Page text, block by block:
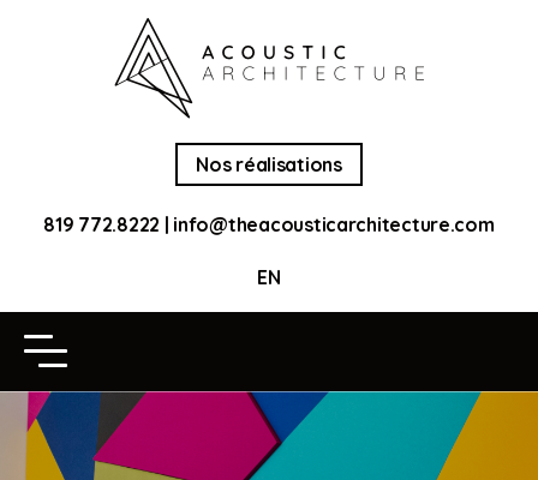
Nos réalisations
819 772.8222 | info@theacousticarchitecture.com
EN